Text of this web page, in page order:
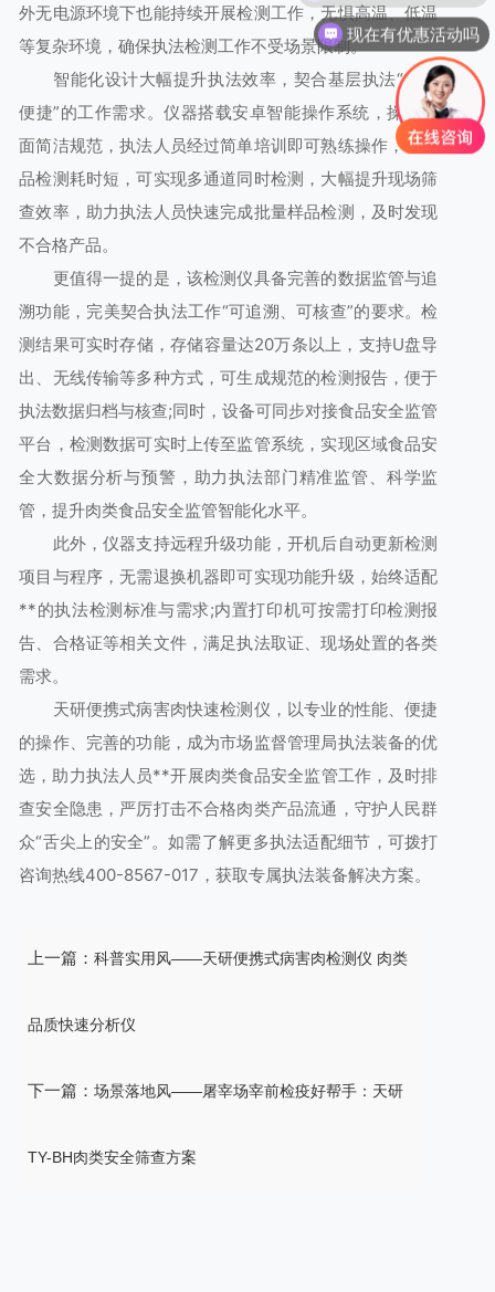
外无电源环境下也能持续开展检测工作，无惧高温、低温
等复杂环境，确保执法检测工作不受场景限制。
智能化设计大幅提升执法效率，契合基层执法“**、
便捷”的工作需求。仪器搭载安卓智能操作系统，操作界
面简洁规范，执法人员经过简单培训即可熟练操作，单样
品检测耗时短，可实现多通道同时检测，大幅提升现场筛
查效率，助力执法人员快速完成批量样品检测，及时发现
不合格产品。
更值得一提的是，该检测仪具备完善的数据监管与追
溯功能，完美契合执法工作“可追溯、可核查”的要求。检
测结果可实时存储，存储容量达20万条以上，支持U盘导
出、无线传输等多种方式，可生成规范的检测报告，便于
执法数据归档与核查;同时，设备可同步对接食品安全监管
平台，检测数据可实时上传至监管系统，实现区域食品安
全大数据分析与预警，助力执法部门精准监管、科学监
管，提升肉类食品安全监管智能化水平。
此外，仪器支持远程升级功能，开机后自动更新检测
项目与程序，无需退换机器即可实现功能升级，始终适配
**的执法检测标准与需求;内置打印机可按需打印检测报
告、合格证等相关文件，满足执法取证、现场处置的各类
需求。
天研便携式病害肉快速检测仪，以专业的性能、便捷
的操作、完善的功能，成为市场监督管理局执法装备的优
选，助力执法人员**开展肉类食品安全监管工作，及时排
查安全隐患，严厉打击不合格肉类产品流通，守护人民群
众“舌尖上的安全”。如需了解更多执法适配细节，可拨打
咨询热线400-8567-017，获取专属执法装备解决方案。
上一篇： 科普实用风——天研便携式病害肉检测仪 肉类
品质快速分析仪
下一篇： 场景落地风——屠宰场宰前检疫好帮手：天研
TY-BH肉类安全筛查方案
现在有优惠活动吗